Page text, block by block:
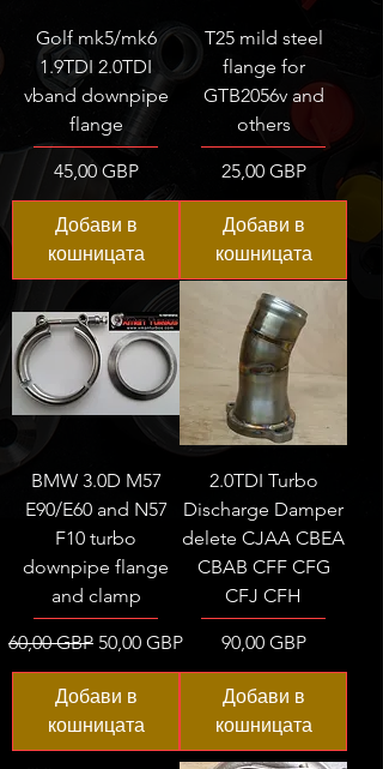
Golf mk5/mk6
1.9TDI 2.0TDI
vband downpipe
flange
Цена
45,00 GBP
Добави в
кошницата
T25 mild steel
flange for
GTB2056v and
others
Цена
25,00 GBP
Добави в
кошницата
BMW 3.0D M57
E90/E60 and N57
F10 turbo
downpipe flange
and clamp
Редовна цена
60,00 GBP Продажна цена
50,00 GBP
Добави в
кошницата
2.0TDI Turbo
Discharge Damper
delete CJAA CBEA
CBAB CFF CFG
CFJ CFH
Цена
90,00 GBP
Добави в
кошницата